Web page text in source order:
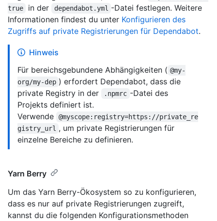
true
in der dependabot.yml -Datei festlegen. Weitere
Informationen findest du unter Konfigurieren des
Zugriffs auf private Registrierungen für Dependabot.
Hinweis
Für bereichsgebundene Abhängigkeiten ( @my-
org/my-dep ) erfordert Dependabot, dass die
private Registry in der
.npmrc -Datei des
Projekts definiert ist.
Verwende
@myscope:registry=https://private_re
gistry_url , um private Registrierungen für
einzelne Bereiche zu definieren.
Yarn Berry
Um das Yarn Berry-Ökosystem so zu konfigurieren,
dass es nur auf private Registrierungen zugreift,
kannst du die folgenden Konfigurationsmethoden